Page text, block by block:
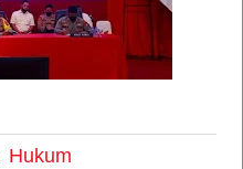
Hukum